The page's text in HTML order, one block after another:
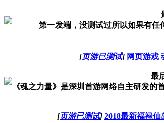
第一发端，没测试过所以如果有任
[页游已测试] 网页游戏
最
《魂之力量》是深圳首游网络自主研发
[页游已测试] 2018最新福禄